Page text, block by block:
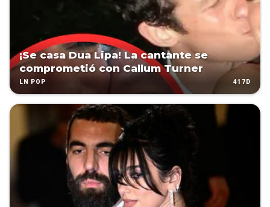
¡Se casa Dua Lipa! La cantante se
comprometió con Callum Turner
LN POP 417D